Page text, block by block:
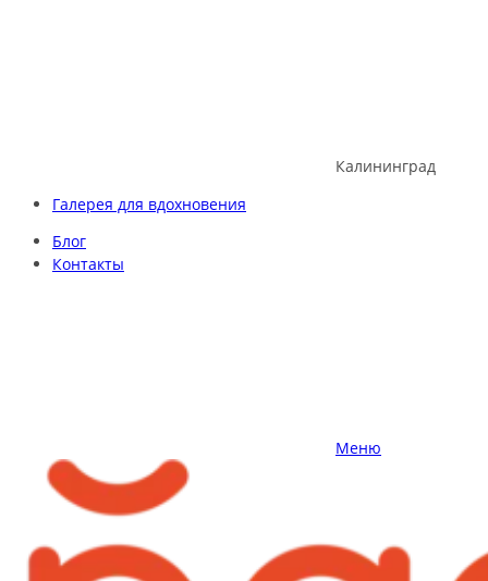
Калининград
Галерея для вдохновения
Блог
Контакты
Меню